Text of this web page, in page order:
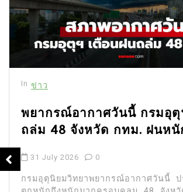
In ข่าว
พยากรณ์อากาศวันนี้ กรมอุตุ
ถล่ม 48 จังหวัด กทม. ฝนหนั
31 July 2026 0
กรมอุตุนิยมวิทยาพยากรณ์อากาศวันนี้ ป